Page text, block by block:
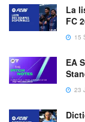
La
FC
15
EA
23